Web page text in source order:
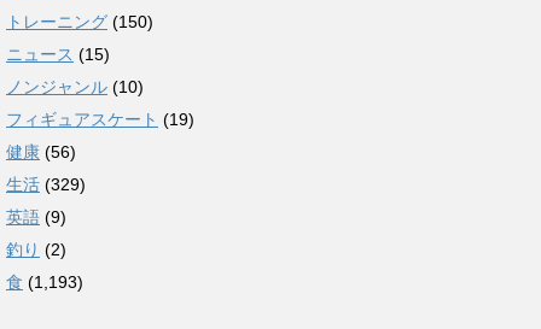
トレーニング (150)
ニュース (15)
ノンジャンル (10)
フィギュアスケート (19)
健康 (56)
生活 (329)
英語 (9)
釣り (2)
食 (1,193)